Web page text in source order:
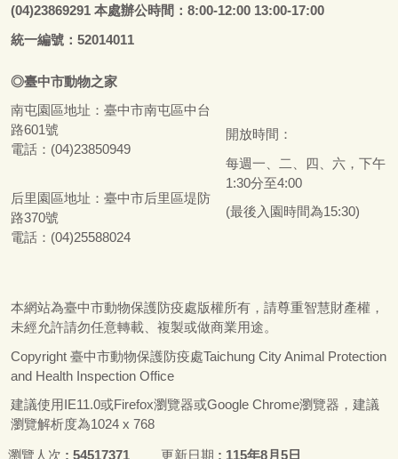
(04)23869291 本處辦公時間：8:00-12:00 13:00-17:00
統一編號：52014011
◎臺中市動物之家
南屯園區地址： 臺中市南屯區中台
路601號
電話：(04)23850949
后里園區地址： 臺中市后里區堤防
路370號
電話：(04)25588024
開放時間：
每週一、二、四、六，下午
1:30分至4:00
(最後入園時間為15:30)
本網站為臺中市動物保護防疫處版權所有，請尊重智慧財產權，
未經允許請勿任意轉載、複製或做商業用途。
Copyright 臺中市動物保護防疫處Taichung City Animal Protection
and Health Inspection Office
建議使用IE11.0或Firefox瀏覽器或Google Chrome瀏覽器，建議
瀏覽解析度為1024 x 768
瀏覽人次 54517371 更新日期 115年8月5日